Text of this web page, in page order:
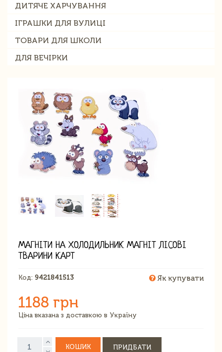
ДИТЯЧЕ ХАРЧУВАННЯ
ІГРАШКИ ДЛЯ ВУЛИЦІ
ТОВАРИ ДЛЯ ШКОЛИ
ДЛЯ ВЕЧІРКИ
МАГНІТИ НА ХОЛОДИЛЬНИК МАГНІТ ЛІСОВІ
ТВАРИНИ КАРТ
Код: 9421841513 Як купувати
1188 грн
Ціна вказана з доставкою в Україну
КОШИК ПРИДБАТИ